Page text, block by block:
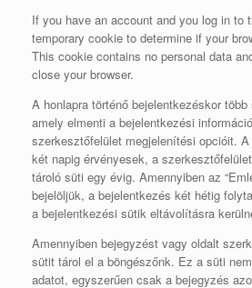
If you have an account and you log in to
temporary cookie to determine if your
This cookie contains no personal data
close your browser.
A honlapra történő bejelentkezéskor
amely elmenti a bejelentkezési
szerkesztőfelület megjelenítési opcióit.
két napig érvényesek, a
tároló süti egy évig. Amennyiben az
bejelöljük, a bejelentkezés két hétig
a bejelentkezési sütik eltávolításra
Amennyiben bejegyzést vagy oldalt
sütit tárol el a böngészőnk. Ez a süti
adatot, egyszerűen csak a bejegyzés